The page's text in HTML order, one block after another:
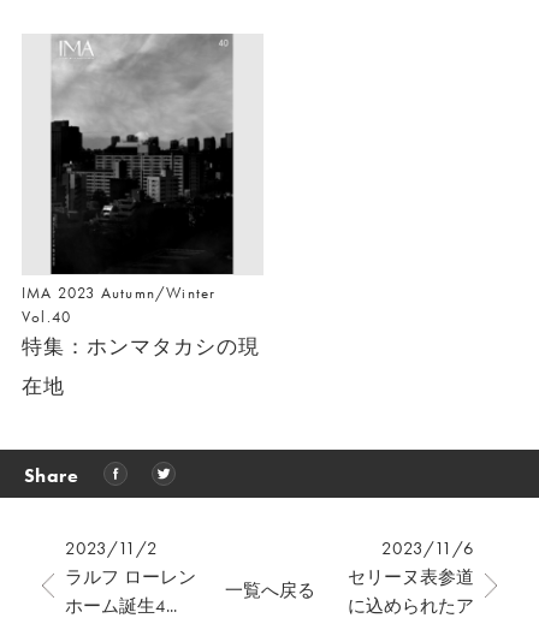
IMA 2023 Autumn/Winter
Vol.40
特集：ホンマタカシの現
在地
Share
2023/11/2
ラルフ ローレン
ホーム誕生4...
2023/11/6
セリーヌ表参道
に込められたア
一覧へ戻る